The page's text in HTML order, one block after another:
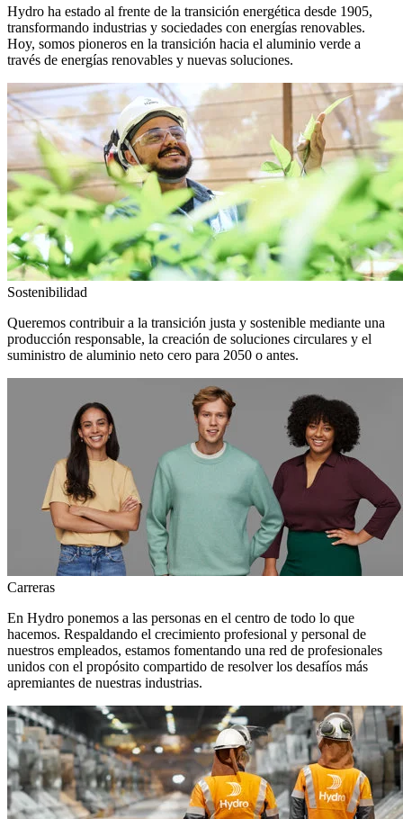
Hydro ha estado al frente de la transición energética desde 1905,
transformando industrias y sociedades con energías renovables.
Hoy, somos pioneros en la transición hacia el aluminio verde a
través de energías renovables y nuevas soluciones.
Sostenibilidad
Queremos contribuir a la transición justa y sostenible mediante una
producción responsable, la creación de soluciones circulares y el
suministro de aluminio neto cero para 2050 o antes.
Carreras
En Hydro ponemos a las personas en el centro de todo lo que
hacemos. Respaldando el crecimiento profesional y personal de
nuestros empleados, estamos fomentando una red de profesionales
unidos con el propósito compartido de resolver los desafíos más
apremiantes de nuestras industrias.